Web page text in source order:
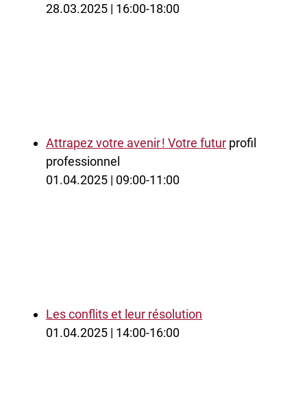
28.03.2025 | 16:00-18:00
Attrapez votre avenir ! Votre futur profil
professionnel
01.04.2025 | 09:00-11:00
Les conflits et leur résolution
01.04.2025 | 14:00-16:00